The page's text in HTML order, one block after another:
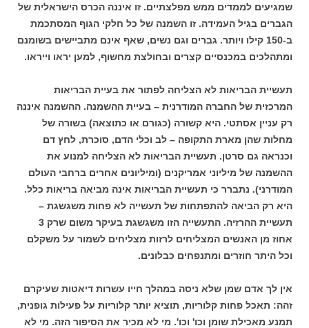
שמגיעים לממדים ממש מפלצתיים. זו איננה הכרס הישראלית של
הגברים בגיל העמידה. זו השמנה של כל חלקי הגוף המסתכמת
ב-150 קילו ויותר. גברים וגם נשים, שאף אינם מתביישים בשומנם
ומתהלכים במכנסיים קצרים ובחולצת מחשוף, למען יראו וייראו.
תעשיית הבריאות לא הצליחה לפתור את בעיית הבריאות
המרכזית של החברה המודרנית – בעיית ההשמנה. ההשמנה איננה
רק עניין אסתטי. היא קשורה (כגורם או כתוצאה) בשורה של
מחלות שהן מארת התקופה – לב וכלי הדם, סוכרת, לחץ דם
וכנראה גם סרטן. תעשיית הבריאות לא הצליחה למנוע את
ההשמנה של מיליוני אמריקנים (ומיליונים אחרים ברחבי העולם
המודרני). נתברר כי תעשיית הבריאות אינה מביאה בריאות כלל.
היא רק הביאה להתפתחות של תעשייה לא פחות משגשגת –
תעשיית ההרזיה. התעשייה הזו משגשגת בעיקר משום שרק 3
אחוז מן האנשים המצליחים לרזות מצליחים לשמור על משקלם
וכל היתר חוזרים ומתנפחים כבלונים.
אין לך אדם שמן שלא ניסה במהלך חייו עשרות דיאטות שעיקרם
זהה: תאכל פחות קלוריות, תוציא יותר קלוריות על פעילות גופנית,
תמנע מאכילת שומן וכו' וכו'. מי לא מכיר את הסיפור הזה. מי לא